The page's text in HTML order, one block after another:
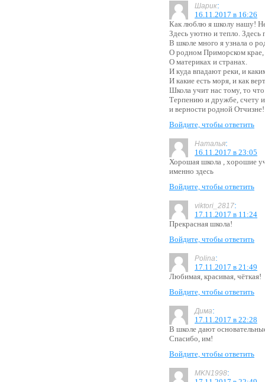
Шарик:
16.11.2017 в 16:26
Как люблю я школу нашу!
Здесь уютно и тепло.
В школе много я узнала о
О родном Приморском крае,
О материках и странах.
И куда впадают реки, и
И какие есть моря, и как
Школа учит нас тому, то
Терпению и дружбе, счету
и верности родной Отчизне!
Войдите, чтобы ответить
Наталья:
16.11.2017 в 23:05
Хорошая школа , хорошие
именно здесь
Войдите, чтобы ответить
viktori_2817:
17.11.2017 в 11:24
Прекрасная школа!
Войдите, чтобы ответить
Polina:
17.11.2017 в 21:49
Любимая, красивая, чёткая!
Войдите, чтобы ответить
Дима:
17.11.2017 в 22:28
В школе дают
Спасибо, им!
Войдите, чтобы ответить
MKN1998: